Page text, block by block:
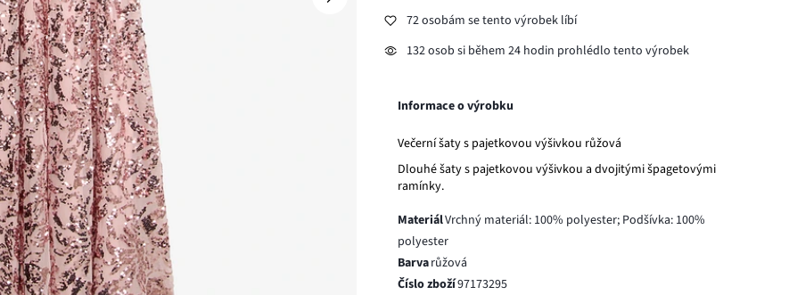
72 osobám se tento výrobek líbí
132 osob si během 24 hodin prohlédlo tento výrobek
Informace o výrobku
Večerní šaty s pajetkovou výšivkou růžová
Dlouhé šaty s pajetkovou výšivkou a dvojitými špagetovými
ramínky.
MateriálVrchný materiál: 100% polyester; Podšívka: 100%
polyester
Barvarůžová
Číslo zboží97173295